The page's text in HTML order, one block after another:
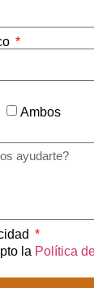
Ambos
la Política